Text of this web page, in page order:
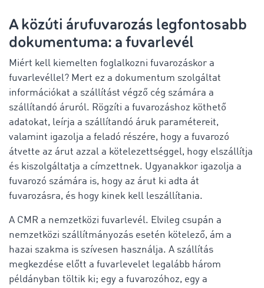
A közúti árufuvarozás legfontosabb
dokumentuma: a fuvarlevél
Miért kell kiemelten foglalkozni fuvarozáskor a
fuvarlevéllel? Mert ez a dokumentum szolgáltat
információkat a szállítást végző cég számára a
szállítandó áruról. Rögzíti a fuvarozáshoz köthető
adatokat, leírja a szállítandó áruk paramétereit,
valamint igazolja a feladó részére, hogy a fuvarozó
átvette az árut azzal a kötelezettséggel, hogy elszállítja
és kiszolgáltatja a címzettnek. Ugyanakkor igazolja a
fuvarozó számára is, hogy az árut ki adta át
fuvarozásra, és hogy kinek kell leszállítania.
A CMR a nemzetközi fuvarlevél. Elvileg csupán a
nemzetközi szállítmányozás esetén kötelező, ám a
hazai szakma is szívesen használja. A szállítás
megkezdése előtt a fuvarlevelet legalább három
példányban töltik ki; egy a fuvarozóhoz, egy a